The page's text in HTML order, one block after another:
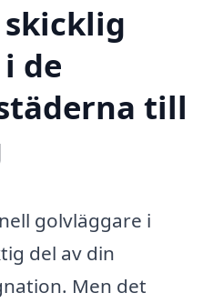
de
till
golvläggare i
del av din
Men det